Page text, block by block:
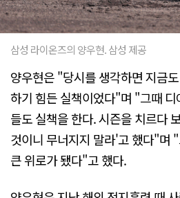
삼성 라이온즈의 양우현. 삼성 제공
양우현은 "당시를 생각하면 지금
하기 힘든 실책이었다"며 "그때
들도 실책을 한다. 시즌을 치르다
것이니 무너지지 말라'고 했다"며
큰 위로가 됐다"고 했다.